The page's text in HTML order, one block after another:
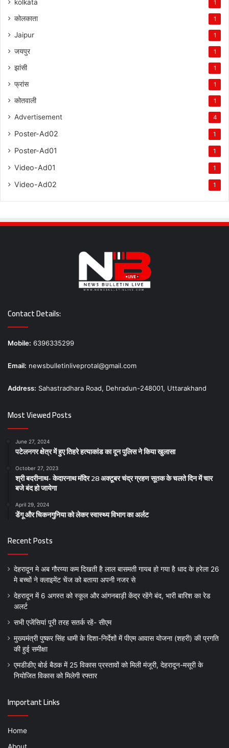
kolkata 1
कोलकाता 1
Jaipur 1
जयपुर 1
झांसी 1
फ्रांस 1
कोतवाली 1
Advertisement 4
Poster-Ad02 1
Poster-Ad01 1
Video-Ad01 1
Video-Ad02 1
Contact Details:
Mobile: 6396335299
Email: newsbulletinliveprotal@gmail.com
Address: Sahastradhara Road, Dehradun-248001, Uttarakhand
Most Viewed Posts
June 27, 2024
पटेलनगर क्षेत्र में हुए तिहरे हत्याकांड का दून पुलिस ने किया खुलासा
October 27, 2023
श्री बदरीनाथ- केदारनाथ मंदिर 28 अक्टूबर चंद्र ग्रहण सूतक के चलते दिन में चार
बजे बंद हो जायेगा
April 29, 2024
डेंगू और चिकनगुनिया को लेकर स्वास्थ्य विभाग का अर्लट
Recent Posts
देहरादून मे अब गौरय्या कम दिखती है लाल बासमती गायब हो गया है धाद के हरेला 26
मे बच्चों ने क्लाइमेंट चेंज को बताया अपनी नजर से
देहरादून में 6 अगस्त को स्कूल और आंगनबाड़ी केंद्र रहेंगे बंद, भारी बारिश का रेड
अलर्ट
सभी एजेंसियां पूरी तरह सतर्क रहें- सीएम
मुख्यमंत्री पुष्कर सिंह धामी के दिशा-निर्देशों में पीएम आवास योजना (शहरी) की प्रगति
की हुई समीक्षा
एमडीडीए बोर्ड बैठक में 25 विकास प्रस्तावों को मिली मंजूरी, देहरादून-मसूरी के
नियोजित विकास को मिलेगी रफ्तार
Important Links
Home